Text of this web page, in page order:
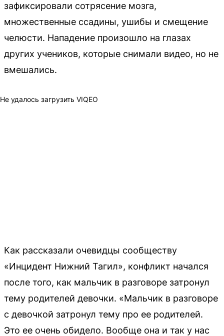
зафиксировали сотрясение мозга,
множественные ссадины, ушибы и смещение
челюсти. Нападение произошло на глазах
других учеников, которые снимали видео, но не
вмешались.
Не удалось загрузить VIQEO
Как рассказали очевидцы сообществу
«Инцидент Нижний Тагил», конфликт начался
после того, как мальчик в разговоре затронул
тему родителей девочки. «Мальчик в разговоре
с девочкой затронул тему про ее родителей.
Это ее очень обидело. Вообще она и так у нас